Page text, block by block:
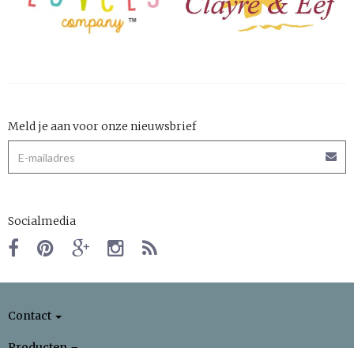
Meld je aan voor onze nieuwsbrief
Socialmedia
Contact